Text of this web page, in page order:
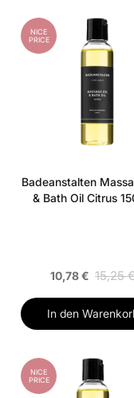
NICE
PRICE
Badeanstalten
& Bath Oil Citrus
10,78 € 15,25
In den
NICE
PRICE